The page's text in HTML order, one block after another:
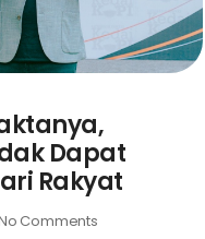
Dapat
Rakyat
Comments